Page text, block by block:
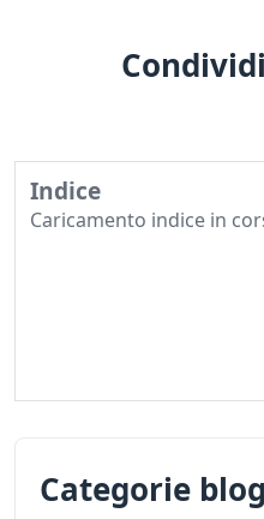
Indice
Caricamento indice in
Categorie blog